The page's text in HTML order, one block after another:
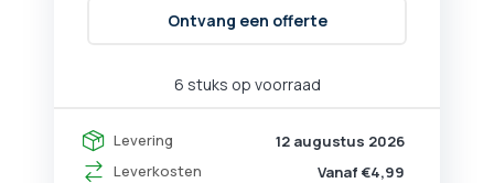
6 stuks op voorraad
Levering
12 augustus 2026
Leverkosten
Vanaf €4,99
Ontvang een offerte